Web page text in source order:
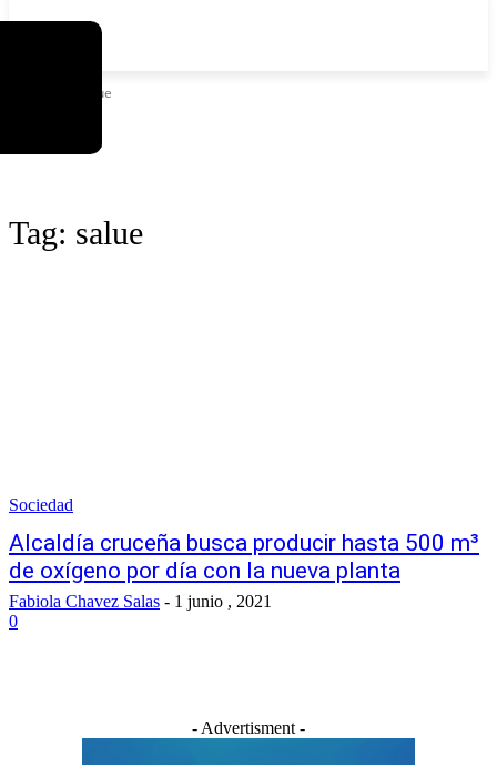
Salue
Tag: salue
Sociedad
Alcaldía cruceña busca producir hasta 500 m³
de oxígeno por día con la nueva planta
Fabiola Chavez Salas - 1 junio , 2021
0
- Advertisment -